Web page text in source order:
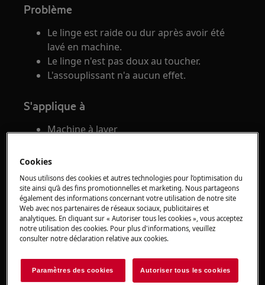
Problème
Le linge est raide ou dur après avoir été
lavé en machine.
Le linge n'est pas doux au toucher.
L'assouplissant n'a aucun effet.
S'applique à
Machine à laver
Solution
La cause la plus fréquente de linge raide et dur
est l'ajout d'une mauvaise quantité de
détergent.
Pour de meilleurs résultats de lavage,
instructions du fabricant.
Trop peu de détergent : l'eau n'est
Cookies
Nous utilisons des cookies et autres technologies pour l’optimisation du
site ainsi qu’à des fins promotionnelles et marketing. Nous partageons
également des informations concernant votre utilisation de notre site
Web avec nos partenaires de réseaux sociaux, publicitaires et
analytiques. En cliquant sur « Autoriser tous les cookies », vous acceptez
notre utilisation des cookies. Pour plus d'informations, veuillez
consulter notre déclaration relative aux cookies.
Paramètres des cookies Autoriser tous les cookies